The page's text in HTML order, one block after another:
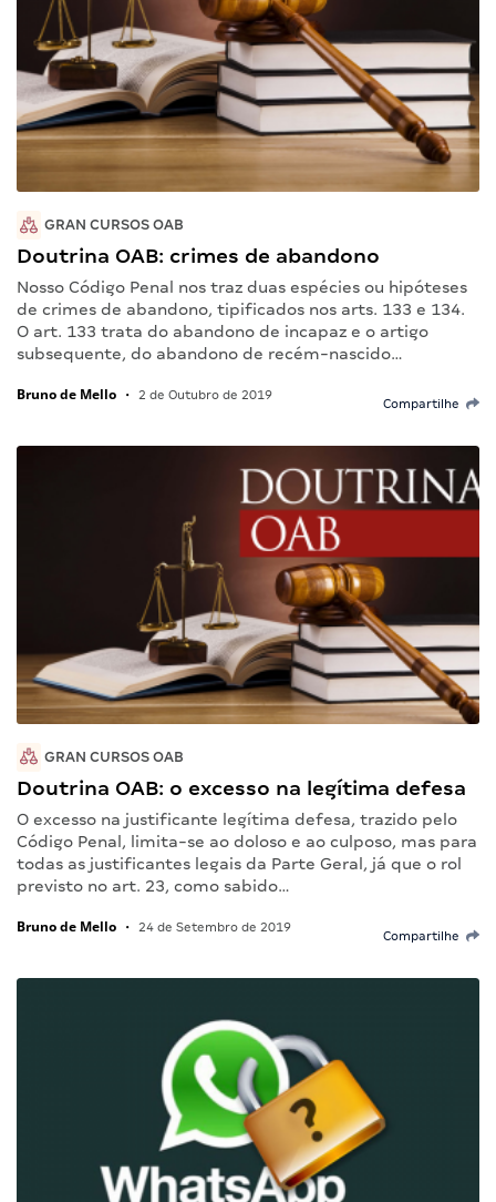
GRAN CURSOS OAB
Doutrina OAB: crimes de abandono
Nosso Código Penal nos traz duas espécies ou hipóteses
de crimes de abandono, tipificados nos arts. 133 e 134.
O art. 133 trata do abandono de incapaz e o artigo
subsequente, do abandono de recém-nascido…
Bruno de Mello • 2 de Outubro de 2019
Compartilhe
GRAN CURSOS OAB
Doutrina OAB: o excesso na legítima defesa
O excesso na justificante legítima defesa, trazido pelo
Código Penal, limita-se ao doloso e ao culposo, mas para
todas as justificantes legais da Parte Geral, já que o rol
previsto no art. 23, como sabido…
Bruno de Mello • 24 de Setembro de 2019
Compartilhe